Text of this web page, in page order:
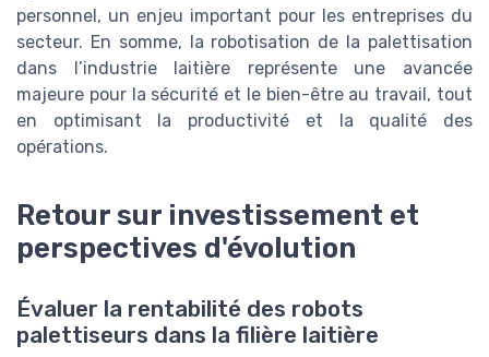
personnel, un enjeu important pour les entreprises du
secteur. En somme, la robotisation de la palettisation
dans l’industrie laitière représente une avancée
majeure pour la sécurité et le bien-être au travail, tout
en optimisant la productivité et la qualité des
opérations.
Retour sur investissement et
perspectives d'évolution
Évaluer la rentabilité des robots
palettiseurs dans la filière laitière